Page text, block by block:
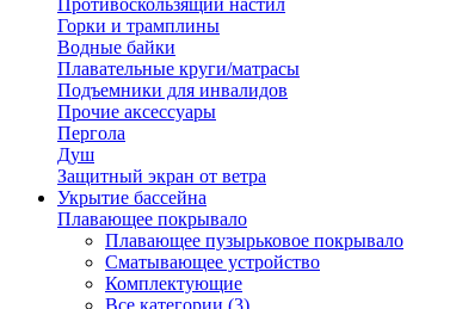
Противоскользящий настил
Горки и трамплины
Водные байки
Плавательные круги/матрасы
Подъемники для инвалидов
Прочие аксессуары
Пергола
Душ
Защитный экран от ветра
Укрытие бассейна
Плавающее покрывало
Плавающее пузырьковое покрывало
Сматывающее устройство
Комплектующие
Все категории (3)